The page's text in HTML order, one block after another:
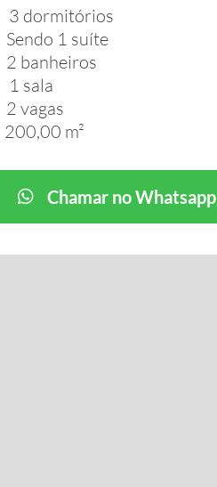
3 dormitórios
Sendo 1 suíte
2 banheiros
1 sala
2 vagas
200,00 m²
Chamar no Whatsapp